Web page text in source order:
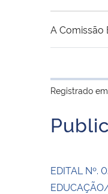
A Comissão
Registrado em
EDITAL Nº.